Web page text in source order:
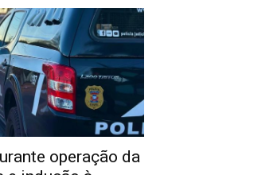
operação da